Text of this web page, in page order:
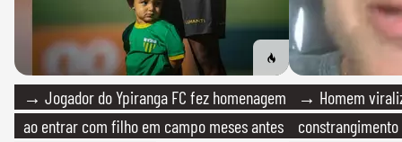
→ Jogador do Ypiranga FC fez homenagem
ao entrar com filho em campo meses antes
→ Homem